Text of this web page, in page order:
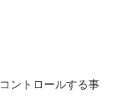
ントロールする事